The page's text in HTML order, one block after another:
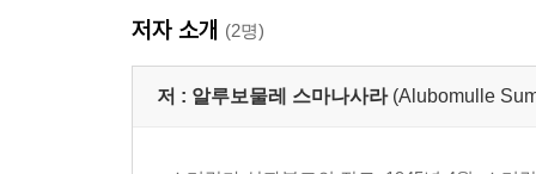
저자 소개 (2명)
저 : 알루보물레 스마나사라 (Alubomulle